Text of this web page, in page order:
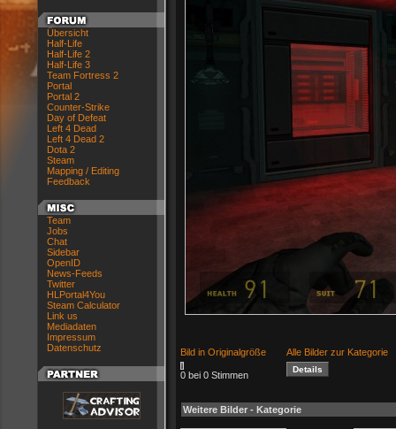
Übersicht
Half-Life
Half-Life 2
Half-Life 3
Team Fortress 2
Portal
Portal 2
Counter-Strike
Day of Defeat
Left 4 Dead
Left 4 Dead 2
Dota 2
Steam
Mapping / Editing
Feedback
Team
Jobs
Chat
Sidebar
OpenID
News-Feeds
Twitter
HLPortal4You
Steam Calculator
Link us
Mediadaten
Impressum
Datenschutz
Bild in Originalgröße Alle Bilder zur Kategorie
0 bei 0 Stimmen
Weitere Bilder - Kategorie